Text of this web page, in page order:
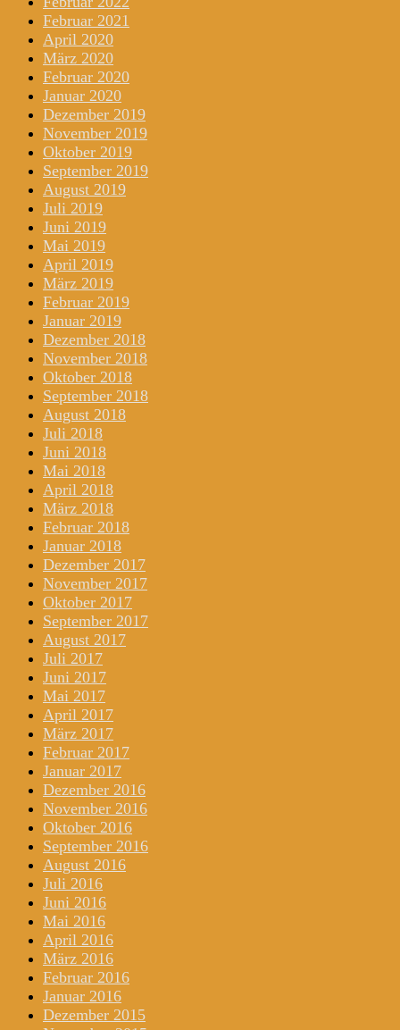
Februar 2021
April 2020
März 2020
Februar 2020
Januar 2020
Dezember 2019
November 2019
Oktober 2019
September 2019
August 2019
Juli 2019
Juni 2019
Mai 2019
April 2019
März 2019
Februar 2019
Januar 2019
Dezember 2018
November 2018
Oktober 2018
September 2018
August 2018
Juli 2018
Juni 2018
Mai 2018
April 2018
März 2018
Februar 2018
Januar 2018
Dezember 2017
November 2017
Oktober 2017
September 2017
August 2017
Juli 2017
Juni 2017
Mai 2017
April 2017
März 2017
Februar 2017
Januar 2017
Dezember 2016
November 2016
Oktober 2016
September 2016
August 2016
Juli 2016
Juni 2016
Mai 2016
April 2016
März 2016
Februar 2016
Januar 2016
Dezember 2015